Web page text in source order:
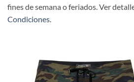
fines de semana o feriados. Ver
Condiciones.